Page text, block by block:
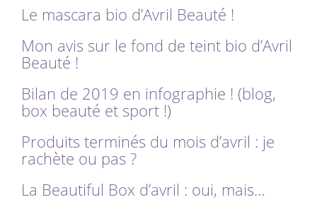
Le mascara bio d’Avril Beauté !
Mon avis sur le fond de teint bio d’Avril
Beauté !
Bilan de 2019 en infographie ! (blog,
box beauté et sport !)
Produits terminés du mois d’avril : je
rachète ou pas ?
La Beautiful Box d’avril : oui, mais…